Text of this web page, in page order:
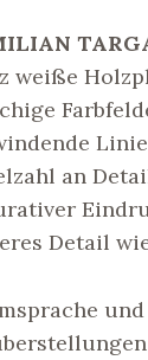
weiße
an
Detail